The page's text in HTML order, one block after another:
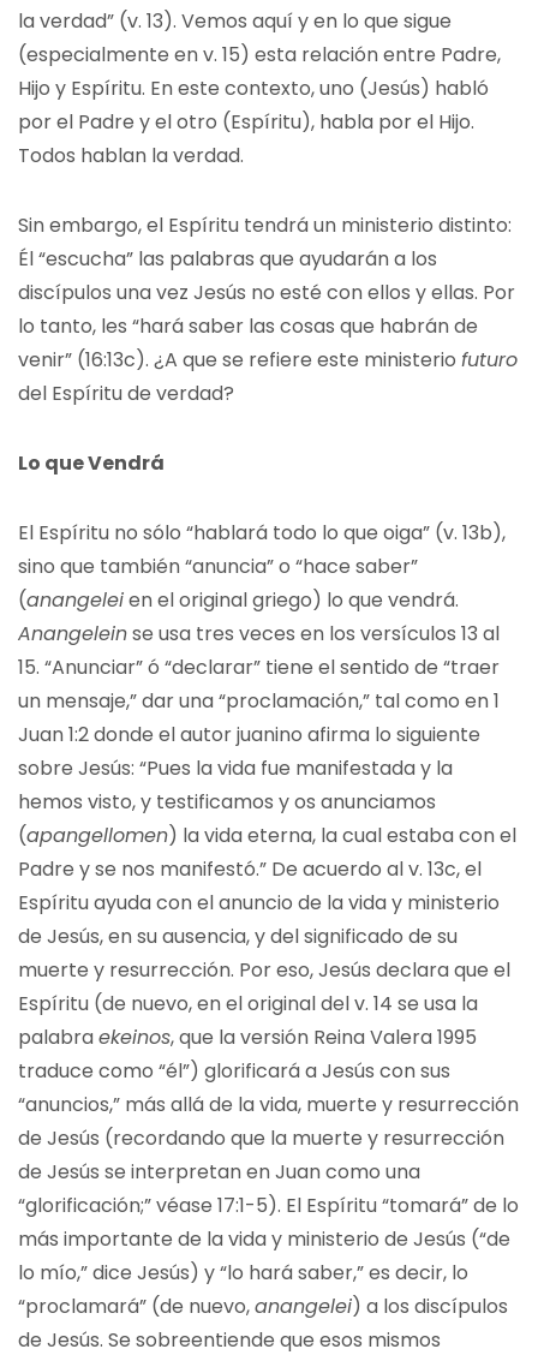
la verdad” (v. 13). Vemos aquí y en lo que sigue
(especialmente en v. 15) esta relación entre Padre,
Hijo y Espíritu. En este contexto, uno (Jesús) habló
por el Padre y el otro (Espíritu), habla por el Hijo.
Todos hablan la verdad.
Sin embargo, el Espíritu tendrá un ministerio distinto:
Él “escucha” las palabras que ayudarán a los
discípulos una vez Jesús no esté con ellos y ellas. Por
lo tanto, les “hará saber las cosas que habrán de
venir” (16:13c). ¿A que se refiere este ministerio futuro
del Espíritu de verdad?
Lo que Vendrá
El Espíritu no sólo “hablará todo lo que oiga” (v. 13b),
sino que también “anuncia” o “hace saber”
(anangeleien el original griego) lo que vendrá.
Anangeleinse usa tres veces en los versículos 13 al
15. “Anunciar” ó “declarar” tiene el sentido de “traer
un mensaje,” dar una “proclamación,” tal como en 1
Juan 1:2 donde el autor juanino afirma lo siguiente
sobre Jesús: “Pues la vida fue manifestada y la
hemos visto, y testificamos y os anunciamos
(apangellomen) la vida eterna, la cual estaba con el
Padre y se nos manifestó.” De acuerdo al v. 13c, el
Espíritu ayuda con el anuncio de la vida y ministerio
de Jesús, en su ausencia, y del significado de su
muerte y resurrección. Por eso, Jesús declara que el
Espíritu (de nuevo, en el original del v. 14 se usa la
palabraekeinos, que la versión Reina Valera 1995
traduce como “él”) glorificará a Jesús con sus
“anuncios,” más allá de la vida, muerte y resurrección
de Jesús (recordando que la muerte y resurrección
de Jesús se interpretan en Juan como una
“glorificación;” véase 17:1-5). El Espíritu “tomará” de lo
más importante de la vida y ministerio de Jesús (“de
lo mío,” dice Jesús) y “lo hará saber,” es decir, lo
“proclamará” (de nuevo,anangelei) a los discípulos
de Jesús. Se sobreentiende que esos mismos